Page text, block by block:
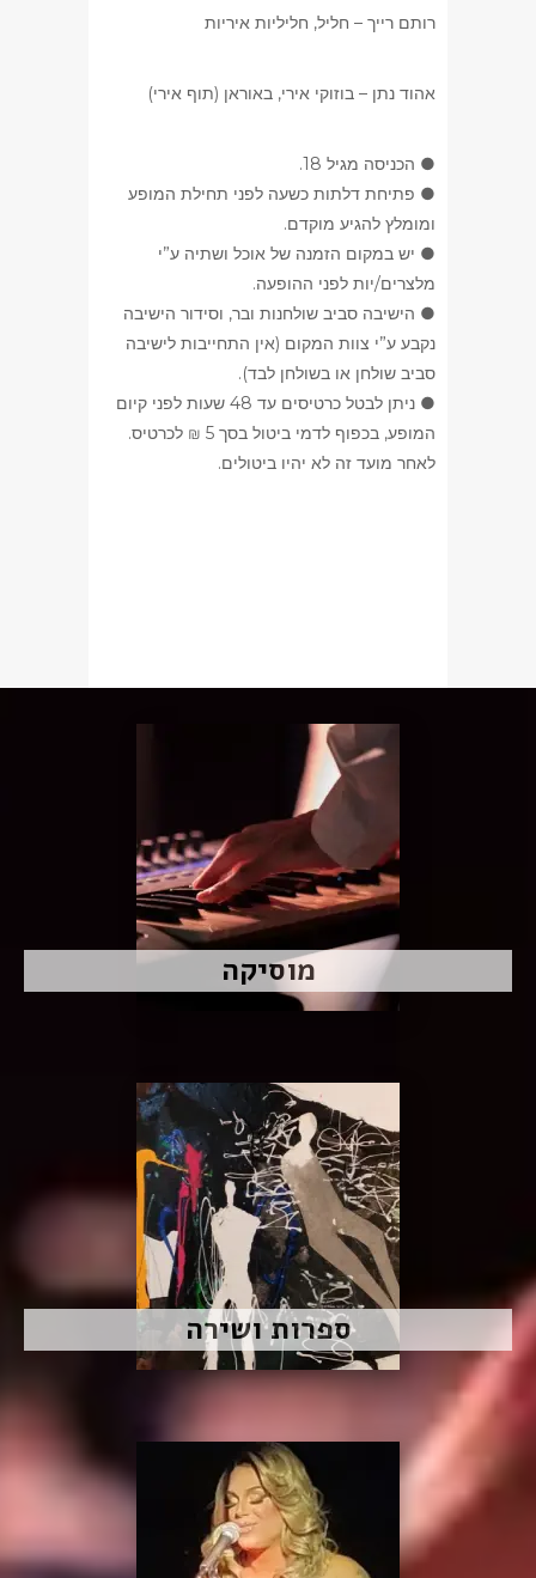
רותם רייך – חליל, חליליות איריות
אהוד נתן – בוזוקי אירי, באוראן (תוף אירי)
● הכניסה מגיל 18.
● פתיחת דלתות כשעה לפני תחילת המופע
ומומלץ להגיע מוקדם.
● יש במקום הזמנה של אוכל ושתיה ע”י
מלצרים/יות לפני ההופעה.
● הישיבה סביב שולחנות ובר, וסידור הישיבה
נקבע ע”י צוות המקום (אין התחייבות לישיבה
סביב שולחן או בשולחן לבד).
● ניתן לבטל כרטיסים עד 48 שעות לפני קיום
המופע, בכפוף לדמי ביטול בסך 5 ₪ לכרטיס.
לאחר מועד זה לא יהיו ביטולים.
מוסיקה
ספרות ושירה